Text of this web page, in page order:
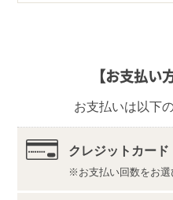
〒350-1111
株式会社ユーキャンロジ
教材の内容・仕様は変更
テキストや資料に記載の
のものです。当講座の学
ど、請求業務の「基本」
【お支払い
お支払いは以下
クレジットカード
お支払い回数をお選